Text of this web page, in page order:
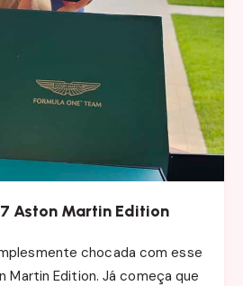
7 Aston Martin Edition
chocada com esse
Martin Edition. Já começa que